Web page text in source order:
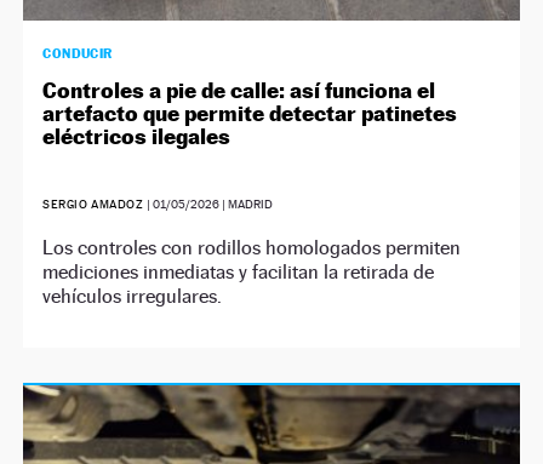
CONDUCIR
Controles a pie de calle: así funciona el
artefacto que permite detectar patinetes
eléctricos ilegales
SERGIO AMADOZ |01/05/2026 | MADRID
Los controles con rodillos homologados permiten
mediciones inmediatas y facilitan la retirada de
vehículos irregulares.